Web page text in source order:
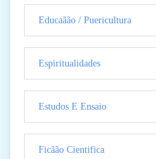
Educaãão / Puericultura
Espiritualidades
Estudos E Ensaio
Ficãão Cientifica